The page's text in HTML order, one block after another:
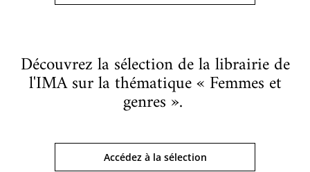
Découvrez la sélection de la librairie de
l'IMA sur la thématique « Femmes et
genres ».
Accédez à la sélection